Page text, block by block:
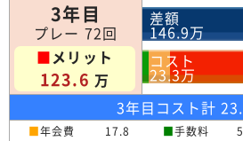
3年目
プレー 72回
■メリット
123.6 万
差額
146.9万
コスト
23.3万
3年目コスト計
■年会費 17.8 ■手数料